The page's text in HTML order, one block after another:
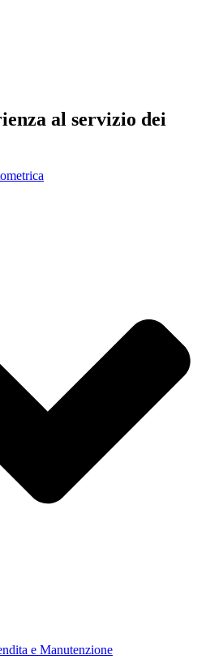
al servizio dei
e Manutenzione